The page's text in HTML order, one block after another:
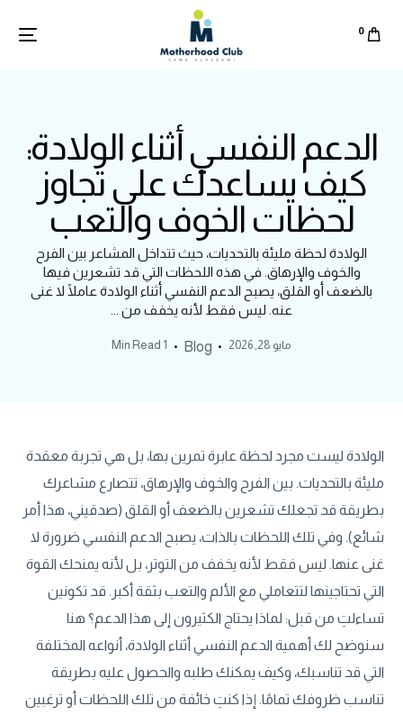
0
الدعم النفسي أثناء الولادة:
كيف يساعدك على تجاوز
لحظات الخوف والتعب
الولادة لحظة مليئة بالتحديات، حيث تتداخل المشاعر بين الفرح
والخوف والإرهاق. في هذه اللحظات التي قد تشعرين فيها
بالضعف أو القلق، يصبح الدعم النفسي أثناء الولادة عاملًا لا غنى
عنه. ليس فقط لأنه يخفف من ...
مايو 28, 2026 Blog
1 Min Read
الولادة ليست مجرد لحظة عابرة تمرين بها، بل هي تجربة معقدة
مليئة بالتحديات. بين الفرح والخوف والإرهاق، تتصارع مشاعرك
بطريقة قد تجعلك تشعرين بالضعف أو القلق (صدقيني، هذا أمر
شائع). وفي تلك اللحظات بالذات، يصبح الدعم النفسي ضرورة لا
غنى عنها. ليس فقط لأنه يخفف من التوتر، بل لأنه يمنحك القوة
التي تحتاجينها لتتعاملي مع الألم والتعب بثقة أكبر. قد تكونين
تساءلتِ من قبل: لماذا يحتاج الكثيرون إلى هذا الدعم؟ هنا
سنوضح لك أهمية الدعم النفسي أثناء الولادة، أنواعه المختلفة
التي قد تناسبك، وكيف يمكنك طلبه والحصول عليه بطريقة
تناسب ظروفك تمامًا. إذا كنتِ خائفة من تلك اللحظات أو ترغبين